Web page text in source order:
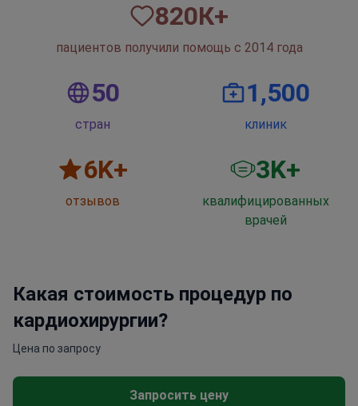
820К+
пациентов получили помощь с 2014 года
50
стран
1,500
клиник
6K+
отзывов
3K+
квалифицированных
врачей
Какая стоимость процедур по
кардиохирургии?
Цена по запросу
Запросить цену